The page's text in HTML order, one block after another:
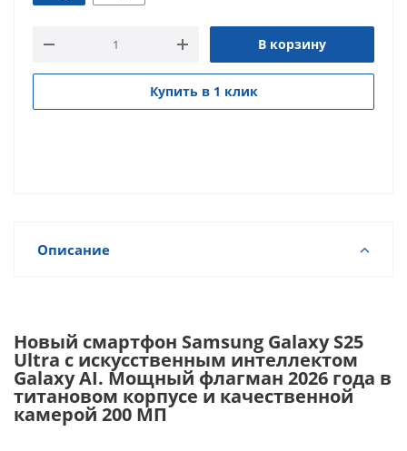
В корзину
Купить в 1 клик
Описание
Новый смартфон Samsung Galaxy S25
Ultra с искусственным интеллектом
Galaxy AI. Мощный флагман 2026 года в
титановом корпусе и качественной
камерой 200 МП